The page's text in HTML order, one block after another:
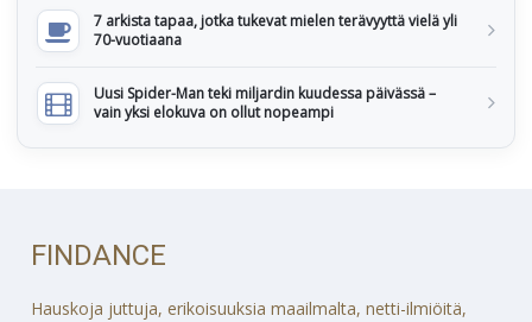
7 arkista tapaa, jotka tukevat mielen terävyyttä vielä yli
70-vuotiaana
Uusi Spider-Man teki miljardin kuudessa päivässä –
vain yksi elokuva on ollut nopeampi
FINDANCE
Hauskoja juttuja, erikoisuuksia maailmalta, netti-ilmiöitä,